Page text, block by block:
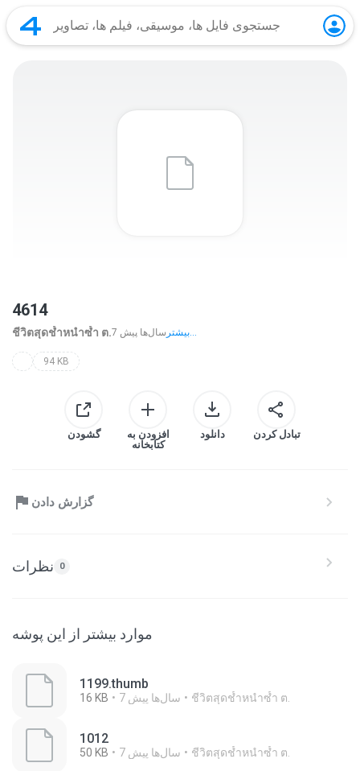
4614
ชีวิตสุดช้ำหนำซ้ำ ต. 7 سال‌ها پیش بیشتر...
94 KB
گشودن
افزودن به
کتابخانه
دانلود تبادل کردن
گزارش دادن
نظرات 0
موارد بیشتر از این پوشه
1199.thumb
16 KB 7 سال‌ها پیش ชีวิตสุดช้ำหนำซ้ำ ต.
1012
50 KB 7 سال‌ها پیش ชีวิตสุดช้ำหนำซ้ำ ต.